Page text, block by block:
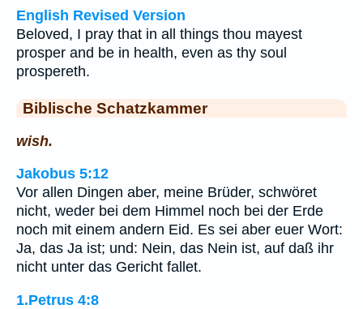
English Revised Version
Beloved, I pray that in all things thou mayest
prosper and be in health, even as thy soul
prospereth.
Biblische Schatzkammer
wish.
Jakobus 5:12
Vor allen Dingen aber, meine Brüder, schwöret
nicht, weder bei dem Himmel noch bei der Erde
noch mit einem andern Eid. Es sei aber euer Wort:
Ja, das Ja ist; und: Nein, das Nein ist, auf daß ihr
nicht unter das Gericht fallet.
1.Petrus 4:8